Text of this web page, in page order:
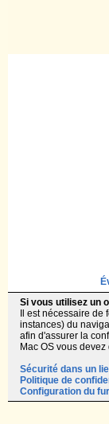
Si vous utilisez un
Il est nécessaire
instances) du
afin d'assurer la
Mac OS vous
Sécurité dans un
Politique de
Configuration du